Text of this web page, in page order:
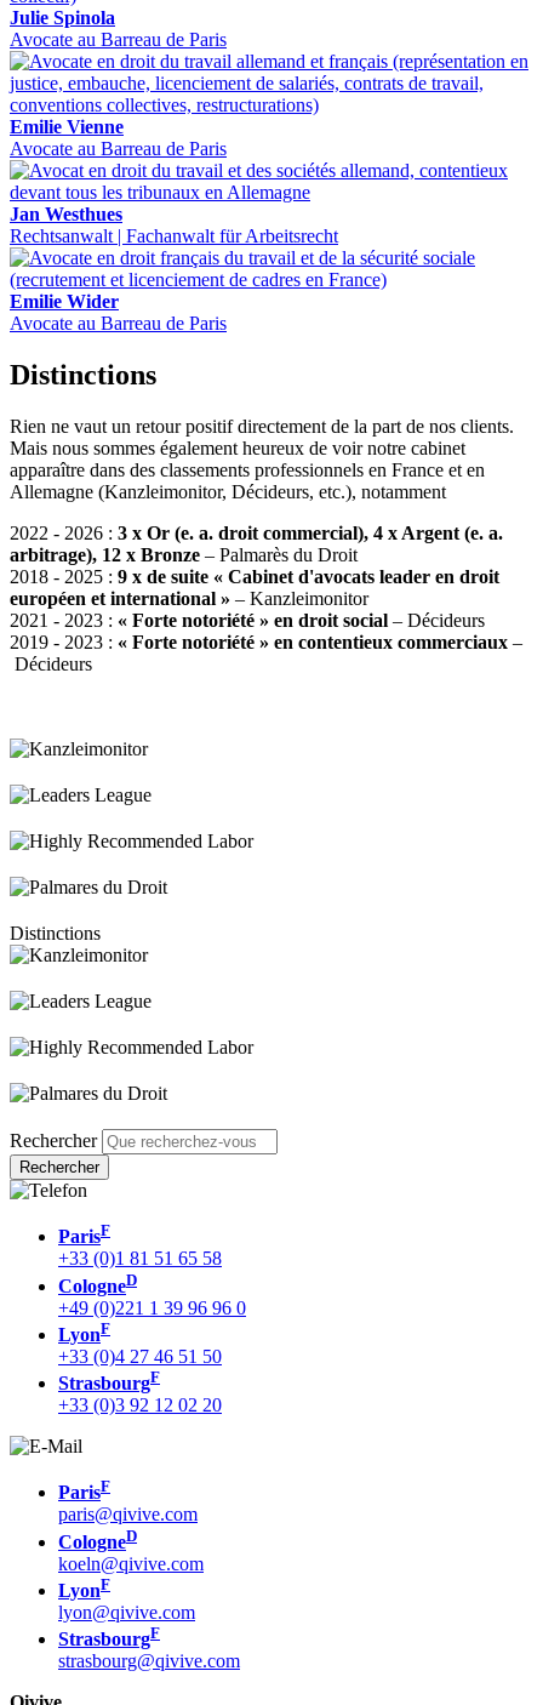
Julie Spinola
Avocate au Barreau de Paris
Emilie Vienne
Avocate au Barreau de Paris
Jan Westhues
Rechtsanwalt | Fachanwalt für Arbeitsrecht
Emilie Wider
Avocate au Barreau de Paris
Distinctions
Rien ne vaut un retour positif directement de la part de nos clients.
Mais nous sommes également heureux de voir notre cabinet
apparaître dans des classements professionnels en France et en
Allemagne (Kanzleimonitor, Décideurs, etc.), notamment
2022 - 2026 : 3 x Or (e. a. droit commercial), 4 x Argent (e. a.
arbitrage), 12 x Bronze – Palmarès du Droit
2018 - 2025 : 9 x de suite « Cabinet d'avocats leader en droit
européen et international » – Kanzleimonitor
2021 - 2023 : « Forte notoriété » en droit social – Décideurs
2019 - 2023 : « Forte notoriété » en contentieux commerciaux –
Décideurs
Distinctions
Rechercher
ParisF
+33 (0)1 81 51 65 58
CologneD
+49 (0)221 1 39 96 96 0
LyonF
+33 (0)4 27 46 51 50
StrasbourgF
+33 (0)3 92 12 02 20
ParisF
paris@qivive.com
CologneD
koeln@qivive.com
LyonF
lyon@qivive.com
StrasbourgF
strasbourg@qivive.com